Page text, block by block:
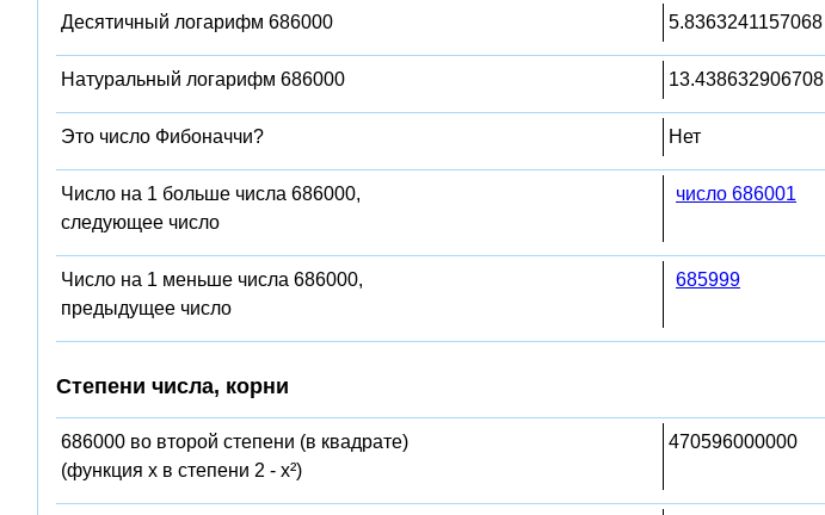
Десятичный логарифм 686000 5.8363241157068
Натуральный логарифм 686000 13.438632906708
Это число Фибоначчи? Нет
Число на 1 больше числа 686000,
следующее число
число 686001
Число на 1 меньше числа 686000,
предыдущее число
685999
Степени числа, корни
686000 во второй степени (в квадрате)
(функция x в степени 2 - x²)
470596000000